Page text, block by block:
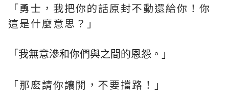
「勇士，我把你的話原封不動還給你！你
這是什麼意思？」
「我無意滲和你們與之間的恩怨。」
「那麽請你讓開，不要擋路！」